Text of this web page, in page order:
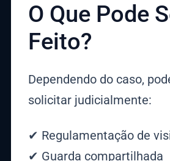
O Que Pode
Feito?
Dependendo do caso,
solicitar judicialmente:
✔ Regulamentação de
✔ Guarda compartilhada